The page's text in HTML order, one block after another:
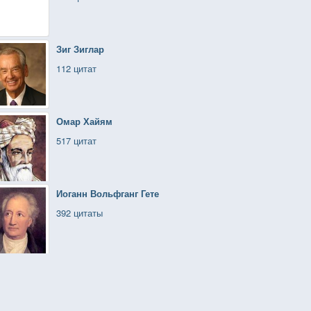
Зиг Зиглар
112 цитат
Омар Хайям
517 цитат
Иоганн Вольфганг Гете
392 цитаты